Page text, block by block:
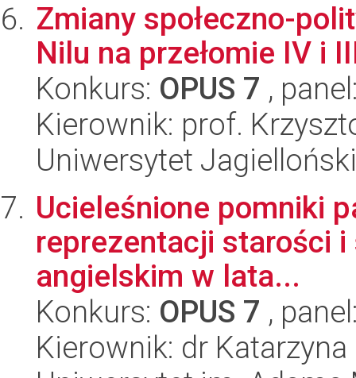
Zmiany społeczno-
Nilu na przełomie IV i
Konkurs: OPUS 7 ,
Kierownik: prof.
Uniwersytet
Ucieleśnione pomniki
reprezentacji starości
angielskim w lata...
Konkurs: OPUS 7 ,
Kierownik: dr